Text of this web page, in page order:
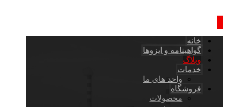
خانه
گواهینامه و ایزوها
وبلاگ
خدمات
واحد های ما
فروشگاه
محصولات